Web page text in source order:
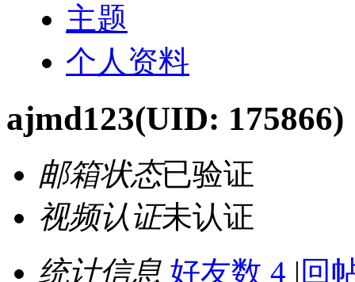
主题
个人资料
ajmd123(UID: 175866)
邮箱状态已验证
视频认证未认证
统计信息 好友数 4 | 回